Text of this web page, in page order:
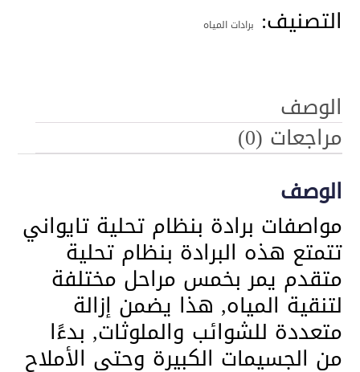
التصنيف: برادات المياه
الوصف
مراجعات (0)
الوصف
مواصفات برادة بنظام تحلية تايواني
تتمتع هذه البرادة بنظام تحلية
متقدم يمر بخمس مراحل مختلفة
لتنقية المياه, هذا يضمن إزالة
متعددة للشوائب والملوثات, بدءًا
من الجسيمات الكبيرة وحتى الأملاح